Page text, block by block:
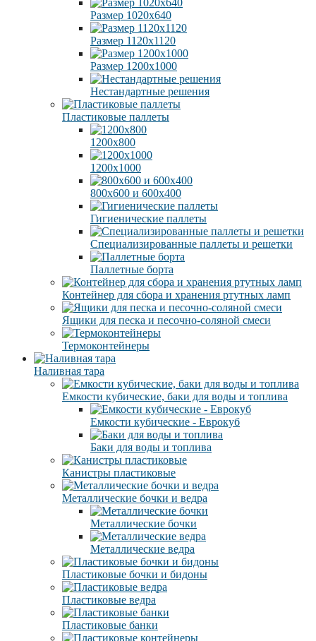
Размер 1020х640
Размер 1120х1120
Размер 1200х1000
Нестандартные решения
Пластиковые паллеты
1200х800
1200х1000
800х600 и 600х400
Гигиенические паллеты
Специализированные паллеты и решетки
Паллетные борта
Контейнер для сбора и хранения ртутных ламп
Ящики для песка и песочно-соляной смеси
Термоконтейнеры
Наливная тара
Емкости кубические, баки для воды и топлива
Емкости кубические - Еврокуб
Баки для воды и топлива
Канистры пластиковые
Металлические бочки и ведра
Металлические бочки
Металлические ведра
Пластиковые бочки и бидоны
Пластиковые ведра
Пластиковые банки